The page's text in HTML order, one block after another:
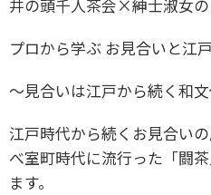
井の頭千人茶会×紳士淑女の
プロから学ぶ お見合いと江
〜見合いは江戸から続く和
江戸時代から続くお見合い
べ室町時代に流行った「闘
ます。